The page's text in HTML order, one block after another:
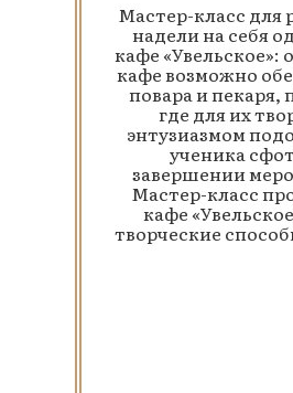
Мастер-класс для
надели на себя
кафе «Увельское»:
кафе возможно
повара и
где для их
энтузиазмом
ученика
завершении
Мастер-класс
кафе
творческие